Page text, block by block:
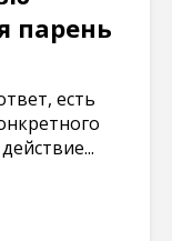
парень
есть